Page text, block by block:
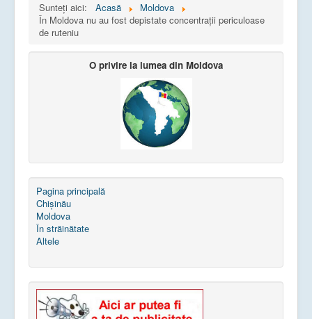
Sunteți aici: Acasă
Moldova
În Moldova nu au fost depistate concentrații periculoase
de ruteniu
O privire la lumea din Moldova
Pagina principală
Chișinău
Moldova
În străinătate
Altele